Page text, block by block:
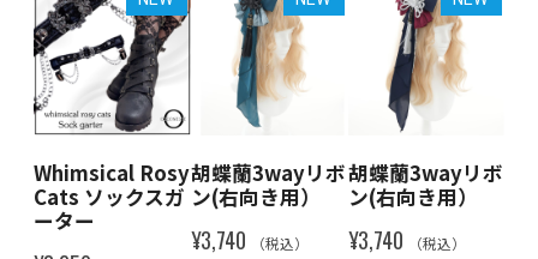
Whimsical Rosy
Cats ソックスガ
ーター
胡蝶蘭3wayリボ
ン(右向き用）
¥3,740 （税込）
胡蝶蘭3wayリボ
ン(右向き用）
¥3,740 （税込）